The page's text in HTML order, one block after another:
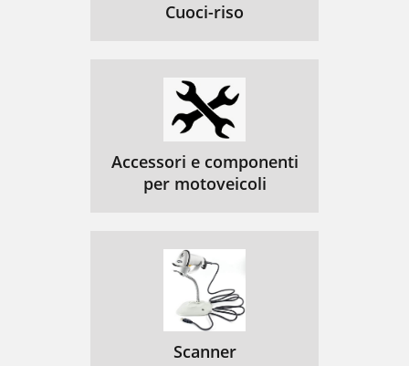
Cuoci-riso
Accessori e componenti
per motoveicoli
Scanner